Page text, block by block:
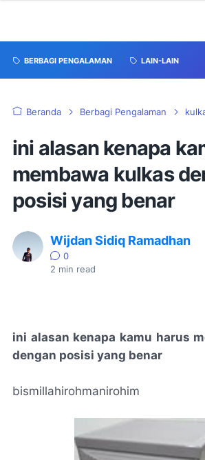
BERBAGI PENGALAMAN LAIN-LAIN
Beranda Berbagi Pengalaman
ini alasan kenapa
membawa kulkas
posisi yang benar
Wijdan Sidiq Ramadhan
0
2 min read
ini alasan kenapa kamu harus
dengan posisi yang benar
bismillahirohmanirohim